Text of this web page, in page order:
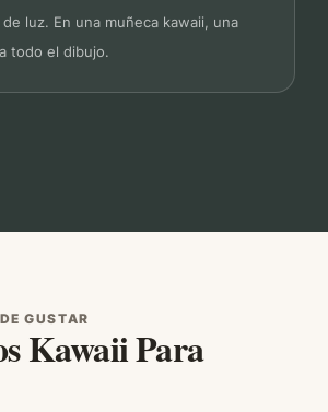
luz. En una muñeca kawaii, una
todo el dibujo.
GUSTAR
Kawaii Para